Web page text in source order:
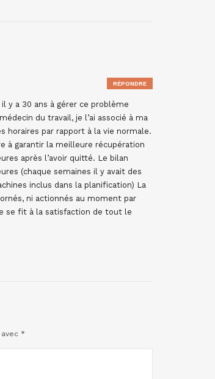
y a 30 ans à gérer ce problème
du travail, je l’ai associé à ma
horaires par rapport à la vie normale.
à garantir la meilleure récupération
après l’avoir quitté. Le bilan
(chaque semaines il y avait des
inclus dans la planification) La
ni actionnés au moment par
se fit à la satisfaction de tout le
RÉPONDRE
*